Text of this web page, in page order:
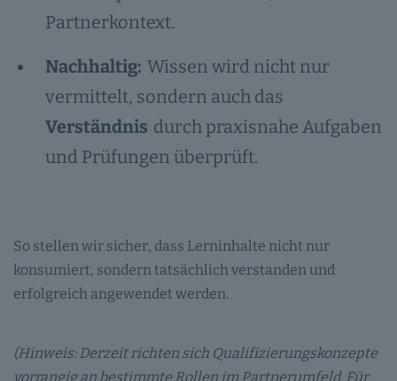
Partnerkontext.
Nachhaltig: Wissen wird nicht nur
vermittelt, sondern auch das
Verständnis durch praxisnahe Aufgaben
und Prüfungen überprüft.
So stellen wir sicher, dass Lerninhalte nicht nur
konsumiert, sondern tatsächlich verstanden und
erfolgreich angewendet werden.
(Hinweis: Derzeit richten sich Qualifizierungskonzepte
vorrangig an bestimmte Rollen im Partnerumfeld. Für